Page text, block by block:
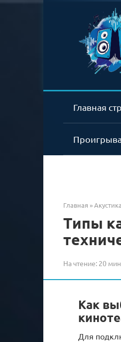
Главная
Главная »
Типы
На чтение: 20 мин
Как
Для